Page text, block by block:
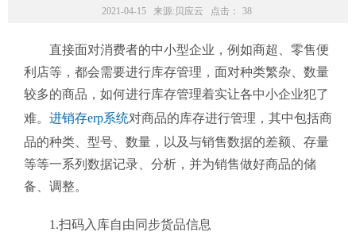
2021-04-15 来源: 贝应云 点击： 38
直接面对消费者的中小型企业，例如商超、零售便
利店等，都会需要进行库存管理，面对种类繁杂、数量
较多的商品，如何进行库存管理着实让各中小企业犯了
难。 进销存erp系统对商品的库存进行管理，其中包括商
品的种类、型号、数量，以及与销售数据的差额、存量
等等一系列数据记录、分析，并为销售做好商品的储
备、调整。
1.扫码入库自由同步货品信息